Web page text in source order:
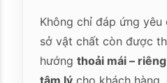
Không chỉ đáp ứng
sở vật chất còn được
hướngthoải mái –
tâm lý cho khách